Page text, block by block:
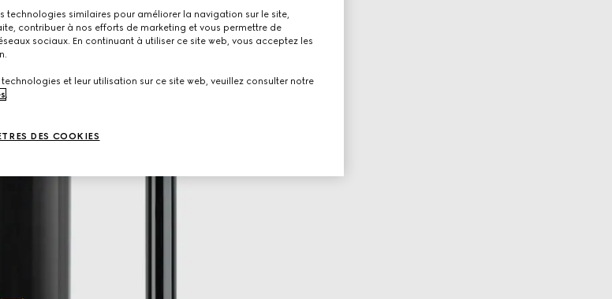
technologies similaires pour améliorer la navigation sur le site,
contribuer à nos efforts de marketing et vous permettre de
sociaux. En continuant à utiliser ce site web, vous acceptez les
et leur utilisation sur ce site web, veuillez consulter notre
.
DES COOKIES